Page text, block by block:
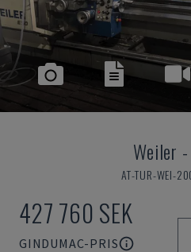
Weiler -
AT-TUR-WEI-
427 760 SEK
GINDUMAC-PRIS